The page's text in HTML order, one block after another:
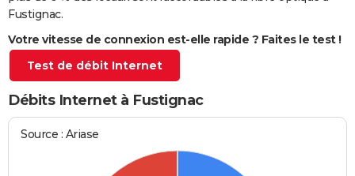
COPAINS D'AVANT
S'inscrire
Se connecter
Lycées
Collèges
Primaires
Universités
Entreprises
Service militaire
Avis de recherche
Bricolage
Lifestyle
Culture
Sport
Auto
Television
Voyage
Cinema
Fustignac.
Votre vitesse de connexion est-elle rapide ? Faites le test !
Test de débit Internet
Débits Internet à Fustignac
Source : Ariase